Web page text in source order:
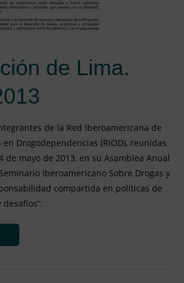
de Lima.
de la Red Iberoamericana de
Drogodependencias (RIOD), reunidas
de mayo de 2013, en su Asamblea Anual
Iberoamericano Sobre Drogas y
compartida en políticas de